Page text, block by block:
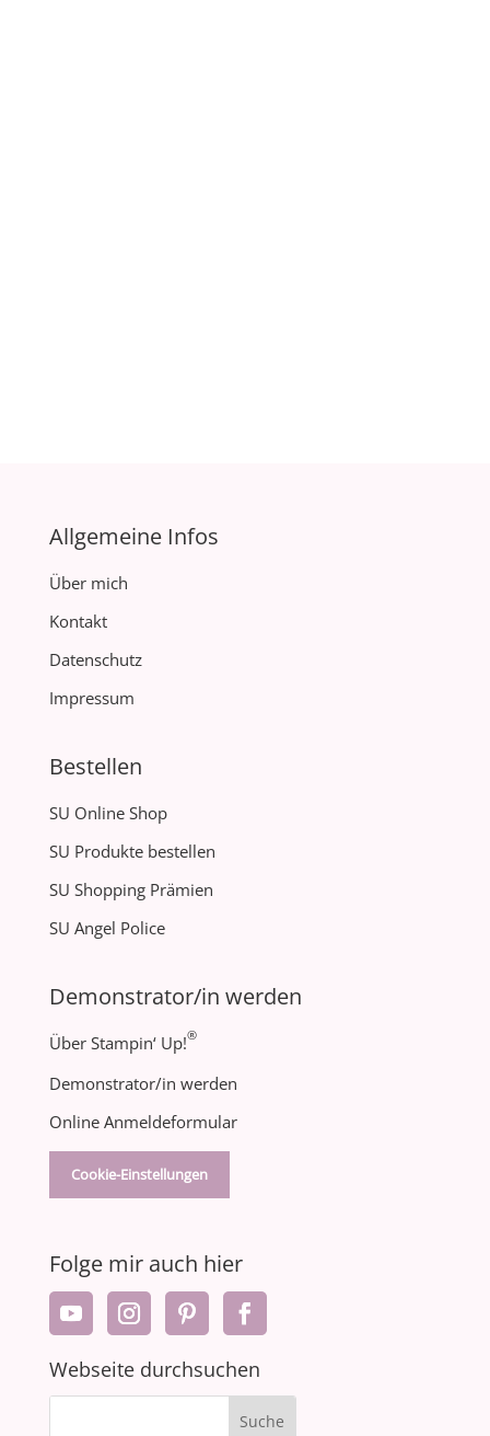
Allgemeine Infos
Über mich
Kontakt
Datenschutz
Impressum
Bestellen
SU Online Shop
SU Produkte bestellen
SU Shopping Prämien
SU Angel Police
Demonstrator/in werden
Über Stampin‘ Up!®
Demonstrator/in werden
Online Anmeldeformular
Cookie-Einstellungen
Folge mir auch hier
Webseite durchsuchen